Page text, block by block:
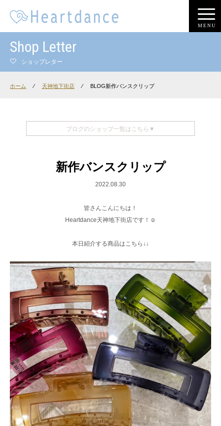
MENU
Shop Letter
ショップレター
ホーム ⁄ 天神地下街店 ⁄ BLOG新作バンスクリップ
ブログのショップ一覧はこちら▼
新作バンスクリップ
2022.08.30
皆さんこんにちは！
Heartdance天神地下街店です！‪‪☺︎‬
本日紹介する商品はこちら↓↓